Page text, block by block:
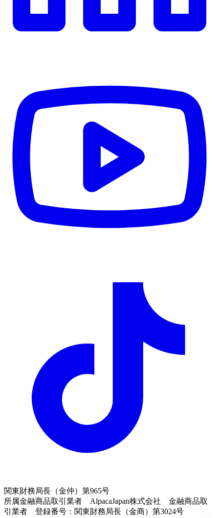
関東財務局長（金仲）第965号
所属金融商品取引業者 AlpacaJapan株式会社 金融商品取
引業者 登録番号：関東財務局長（金商）第3024号